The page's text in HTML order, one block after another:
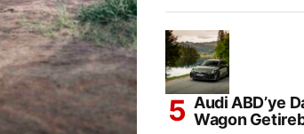
Audi ABD’ye
Wagon